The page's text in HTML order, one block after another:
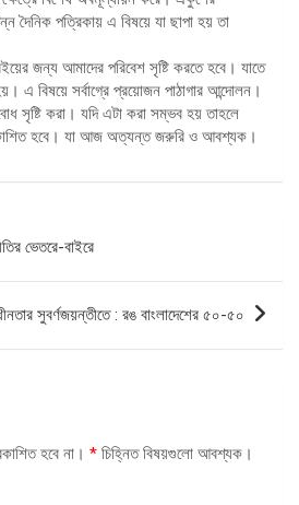
দৈনিক পত্রিকায় এ বিষয়ে যা ছাপা হয় তা
জন্য আমাদের পরিবেশ সৃষ্টি করতে হবে। যাতে
এ বিষয়ে সর্বাগ্রে প্রয়োজন পাঠাগার আন্দোলন।
সৃষ্টি করা। যদি এটা করা সম্ভব হয় তাহলে
হবে। যা আজ অত্যন্ত জরুরি ও আবশ্যক।
ভেতরে-বাইরে
সুবর্ণজয়ন্তীতে : রঙ বাংলাদেশের ৫০-৫০
হবে না। * চিহ্নিত বিষয়গুলো আবশ্যক।